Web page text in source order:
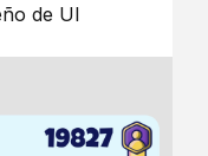
de UI